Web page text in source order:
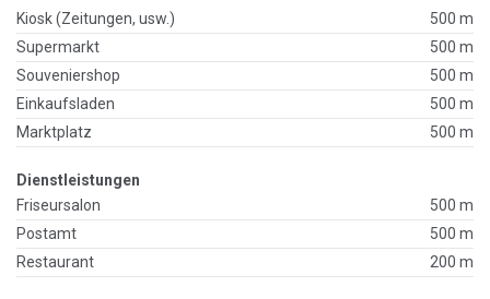
Kiosk (Zeitungen, usw.)
500 m
Supermarkt
500 m
Souveniershop
500 m
Einkaufsladen
500 m
Marktplatz
500 m
Dienstleistungen
Friseursalon
500 m
Postamt
500 m
Restaurant
200 m